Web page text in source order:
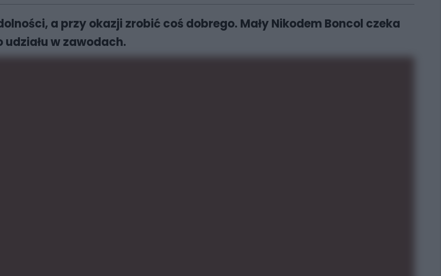
a przy okazji zrobić coś dobrego. Mały Nikodem Boncol czeka
w zawodach.